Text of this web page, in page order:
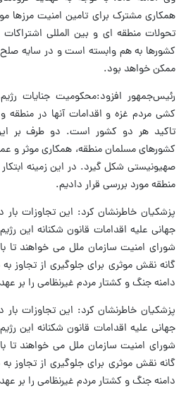
همکاری مشترک برای تامین امنیت مرزها
تحولات منطقه ای و بین المللی
کشورها به هم وابسته است و در سایه
ممکن خواهد بود.
رئیس‌جمهور افزود:‌محکومیت جنایات
کشی مردم غزه و اقدامات آنها در منطقه
تاکید هر دو کشور است. دو طرف بر این
کشورهای مسلمان منطقه، همکاری موثر و
صهیونیستی شکل گیرد. در این زمینه
منطقه مورد بررسی قرار دادیم.
پزشکیان خاطرنشان کرد: این تجاوزات
جهانی علیه اقدامات قانون شکنانه این
شورای امنیت سازمان ملل می خواهند تا
گانه نقش موثری برای جلوگیری از
دامنه جنگ و کشتار مردم غیرنظامی را بر
پزشکیان خاطرنشان کرد: این تجاوزات
جهانی علیه اقدامات قانون شکنانه این
شورای امنیت سازمان ملل می خواهند تا
گانه نقش موثری برای جلوگیری از
دامنه جنگ و کشتار مردم غیرنظامی را بر